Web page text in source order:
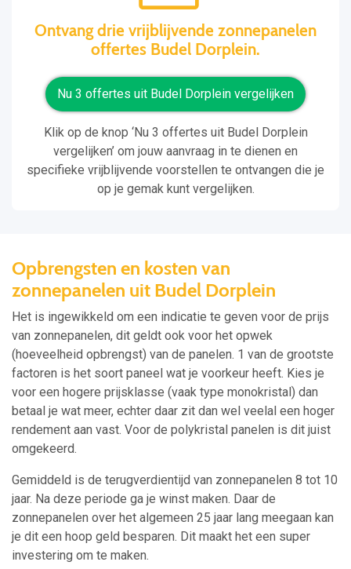
Ontvang drie vrijblijvende zonnepanelen
offertes Budel Dorplein.
Nu 3 offertes uit Budel Dorplein vergelijken
Klik op de knop ‘Nu 3 offertes uit Budel Dorplein
vergelijken’ om jouw aanvraag in te dienen en
specifieke vrijblijvende voorstellen te ontvangen die je
op je gemak kunt vergelijken.
Opbrengsten en kosten van
zonnepanelen uit Budel Dorplein
Het is ingewikkeld om een indicatie te geven voor de prijs
van zonnepanelen, dit geldt ook voor het opwek
(hoeveelheid opbrengst) van de panelen. 1 van de grootste
factoren is het soort paneel wat je voorkeur heeft. Kies je
voor een hogere prijsklasse (vaak type monokristal) dan
betaal je wat meer, echter daar zit dan wel veelal een hoger
rendement aan vast. Voor de polykristal panelen is dit juist
omgekeerd.
Gemiddeld is de terugverdientijd van zonnepanelen 8 tot 10
jaar. Na deze periode ga je winst maken. Daar de
zonnepanelen over het algemeen 25 jaar lang meegaan kan
je dit een hoop geld besparen. Dit maakt het een super
investering om te maken.